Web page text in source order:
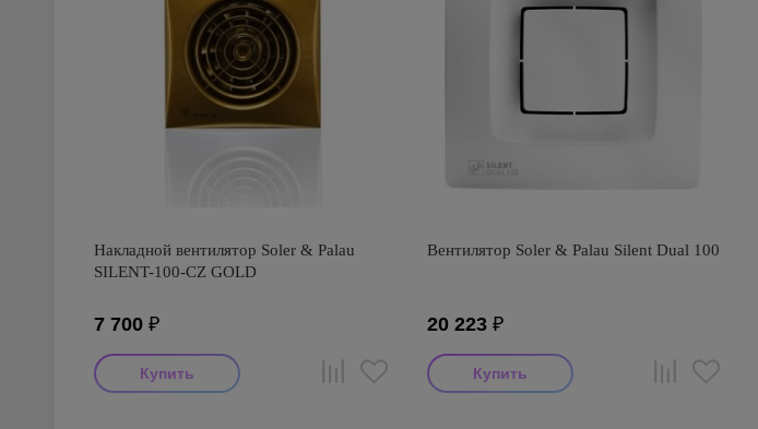
Накладной вентилятор Soler & Palau
SILENT-100-CZ GOLD
7 700 ₽
Вентилятор Soler & Palau Silent Dual 100
20 223₽